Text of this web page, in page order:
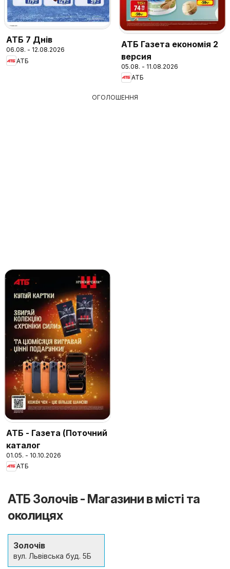
АТБ 7 Днів
06.08. - 12.08.2026
АТБ
АТБ Газета економія 2
версия
05.08. - 11.08.2026
АТБ
ОГОЛОШЕННЯ
АТБ - Газета (Поточний
каталог
01.05. - 10.10.2026
АТБ
АТБ Золочів - Магазини в місті та
околицях
Золочів
вул. Львівська буд. 5Б